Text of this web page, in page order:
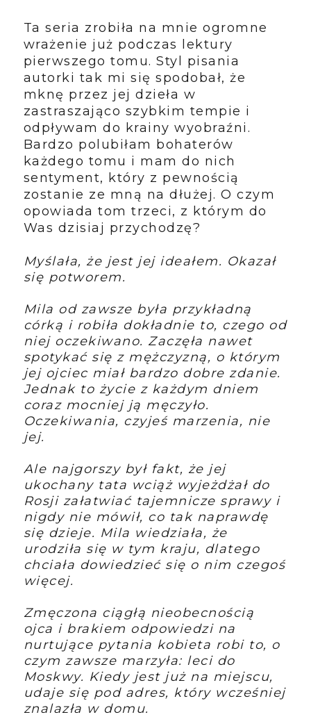
Ta seria zrobiła na mnie ogromne
wrażenie już podczas lektury
pierwszego tomu. Styl pisania
autorki tak mi się spodobał, że
mknę przez jej dzieła w
zastraszająco szybkim tempie i
odpływam do krainy wyobraźni.
Bardzo polubiłam bohaterów
każdego tomu i mam do nich
sentyment, który z pewnością
zostanie ze mną na dłużej. O czym
opowiada tom trzeci, z którym do
Was dzisiaj przychodzę?
Myślała, że jest jej ideałem. Okazał
się potworem.
Mila od zawsze była przykładną
córką i robiła dokładnie to, czego od
niej oczekiwano. Zaczęła nawet
spotykać się z mężczyzną, o którym
jej ojciec miał bardzo dobre zdanie.
Jednak to życie z każdym dniem
coraz mocniej ją męczyło.
Oczekiwania, czyjeś marzenia, nie
jej.
Ale najgorszy był fakt, że jej
ukochany tata wciąż wyjeżdżał do
Rosji załatwiać tajemnicze sprawy i
nigdy nie mówił, co tak naprawdę
się dzieje. Mila wiedziała, że
urodziła się w tym kraju, dlatego
chciała dowiedzieć się o nim czegoś
więcej.
Zmęczona ciągłą nieobecnością
ojca i brakiem odpowiedzi na
nurtujące pytania kobieta robi to, o
czym zawsze marzyła: leci do
Moskwy. Kiedy jest już na miejscu,
udaje się pod adres, który wcześniej
znalazła w domu.